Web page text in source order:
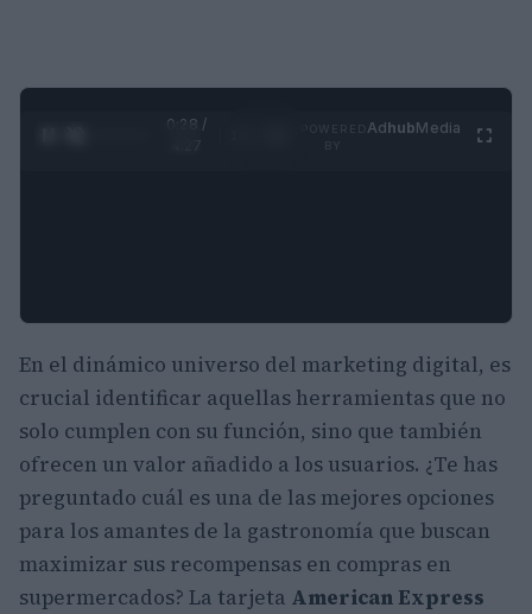
0:29 /
AdhubMedia
En el dinámico universo del marketing digital, es
crucial identificar aquellas herramientas que no
solo cumplen con su función, sino que también
ofrecen un valor añadido a los usuarios. ¿Te has
preguntado cuál es una de las mejores opciones
para los amantes de la gastronomía que buscan
maximizar sus recompensas en compras en
supermercados? La tarjeta American Express